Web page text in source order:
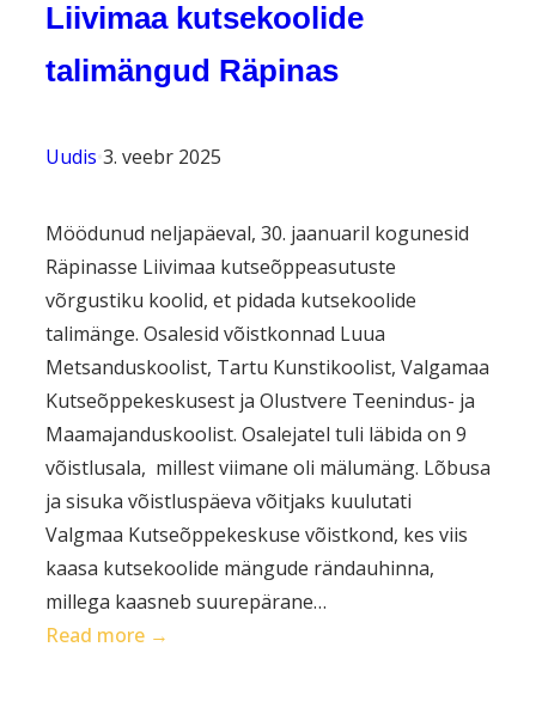
augustini
Liivimaa kutsekoolide
talimängud Räpinas
Uudis 3. veebr 2025
Möödunud neljapäeval, 30. jaanuaril kogunesid
Räpinasse Liivimaa kutseõppeasutuste
võrgustiku koolid, et pidada kutsekoolide
talimänge. Osalesid võistkonnad Luua
Metsanduskoolist, Tartu Kunstikoolist, Valgamaa
Kutseõppekeskusest ja Olustvere Teenindus- ja
Maamajanduskoolist. Osalejatel tuli läbida on 9
võistlusala, millest viimane oli mälumäng. Lõbusa
ja sisuka võistluspäeva võitjaks kuulutati
Valgmaa Kutseõppekeskuse võistkond, kes viis
kaasa kutsekoolide mängude rändauhinna,
millega kaasneb suurepärane…
Read more →